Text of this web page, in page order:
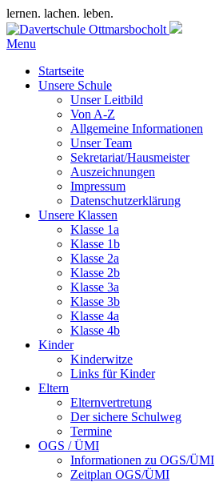
lernen. lachen. leben.
Menu
Startseite
Unsere Schule
Unser Leitbild
Von A-Z
Allgemeine Informationen
Unser Team
Sekretariat/Hausmeister
Auszeichnungen
Impressum
Datenschutzerklärung
Unsere Klassen
Klasse 1a
Klasse 1b
Klasse 2a
Klasse 2b
Klasse 3a
Klasse 3b
Klasse 4a
Klasse 4b
Kinder
Kinderwitze
Links für Kinder
Eltern
Elternvertretung
Der sichere Schulweg
Termine
OGS / ÜMI
Informationen zu OGS/ÜMI
Zeitplan OGS/ÜMI